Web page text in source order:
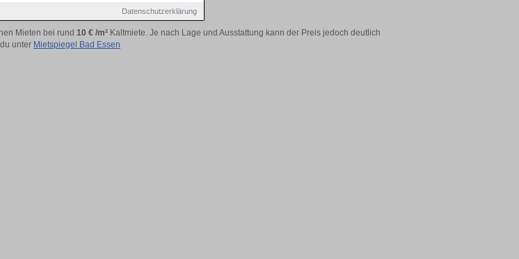
Datenschutzerklärung
Mieten bei rund 10 € /m² Kaltmiete. Je nach Lage und Ausstattung kann der Preis jedoch deutlich
unter Mietspiegel Bad Essen